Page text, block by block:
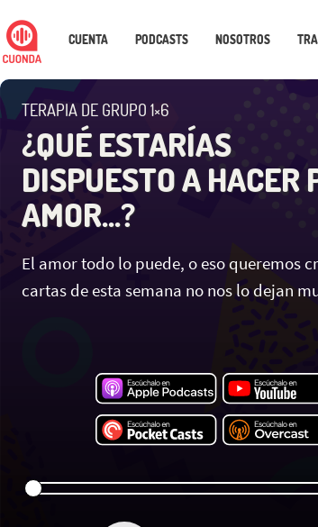
CUENTA PODCASTS NOSOTROS
TERAPIA DE GRUPO 1×6
¿QUÉ ESTARÍAS
DISPUESTO A HACER
AMOR...?
El amor todo lo puede, o eso queremos
cartas de esta semana no nos lo dejan